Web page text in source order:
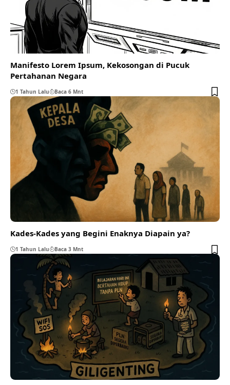
Manifesto Lorem Ipsum, Kekosongan di Pucuk
Pertahanan Negara
1 Tahun Lalu Baca 6 Mnt
Kades-Kades yang Begini Enaknya Diapain ya?
1 Tahun Lalu Baca 3 Mnt